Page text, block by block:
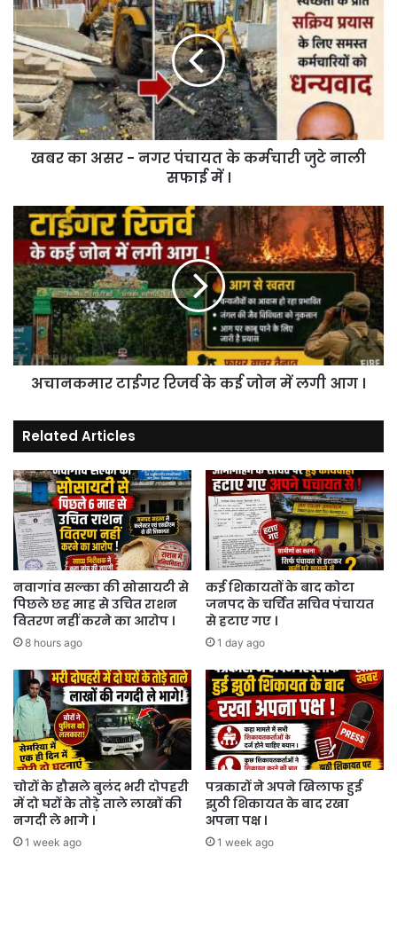
का
असर
-
नगर
पंचायत
के
कर्मचारी
जुटे
नालीखबर का असर - नगर पंचायत के कर्मचारी जुटे नाली
सफाई में ।
अचानकमार
टाईगर
रिजर्व
के
कई
जोन
में
लगी
आग
अचानकमार टाईगर रिजर्व के कई जोन में लगी आग ।
Related Articles
नवागांव सल्का की सोसायटी से
पिछले छह माह से उचित राशन
वितरण नहीं करने का आरोप ।
8 hours ago
कई शिकायतों के बाद कोटा
जनपद के चर्चित सचिव पंचायत
से हटाए गए ।
1 day ago
चोरों के हौसले बुलंद भरी दोपहरी
में दो घरों के तोड़े ताले लाखों की
नगदी ले भागे ।
1 week ago
पत्रकारों ने अपने खिलाफ हुई
झुठी शिकायत के बाद रखा
अपना पक्ष ।
1 week ago